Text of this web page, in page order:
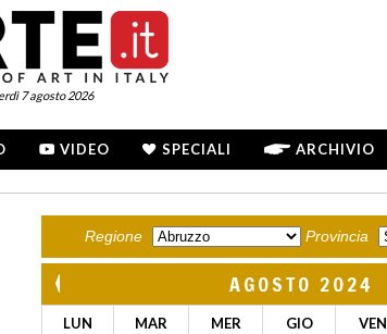
7 agosto 2026
VIDEO SPECIALI ARCHIVIO
Regione Provincia
AGOSTO 2024
LUN MAR MER GIO VEN